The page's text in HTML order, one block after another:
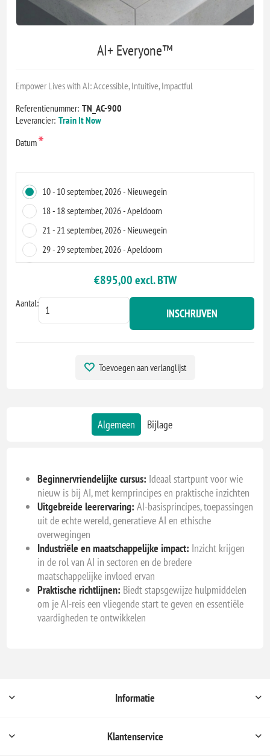
AI+ Everyone™
Empower Lives with AI: Accessible, Intuitive, Impactful
Referentienummer: TN_AC-900
Leverancier: Train It Now
Datum*
10 - 10 september, 2026 - Nieuwegein
18 - 18 september, 2026 - Apeldoorn
21 - 21 september, 2026 - Nieuwegein
29 - 29 september, 2026 - Apeldoorn
02 - 2 november, 2026 - 's-Hertogenbosch
03 - 3 november, 2026 - Nieuwegein
10 - 10 november, 2026 - Nieuwegein
18 - 18 november, 2026 - Apeldoorn
27 - 27 november, 2026 - Virtueel
€895,00 excl. BTW
Aantal:
INSCHRIJVEN
Toevoegen aan verlanglijst
Algemeen Bijlage
Beginnervriendelijke cursus: Ideaal startpunt voor wie
nieuw is bij AI, met kernprincipes en praktische inzichten
Uitgebreide leerervaring: AI-basisprincipes, toepassingen
uit de echte wereld, generatieve AI en ethische
overwegingen
Industriële en maatschappelijke impact: Inzicht krijgen
in de rol van AI in sectoren en de bredere
maatschappelijke invloed ervan
Praktische richtlijnen: Biedt stapsgewijze hulpmiddelen
om je AI-reis een vliegende start te geven en essentiële
vaardigheden te ontwikkelen
Informatie
Klantenservice